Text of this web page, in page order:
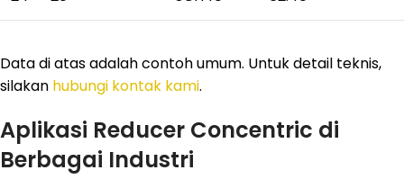
Data di atas adalah contoh umum. Untuk detail teknis,
silakan hubungi kontak kami.
Aplikasi Reducer Concentric di
Berbagai Industri